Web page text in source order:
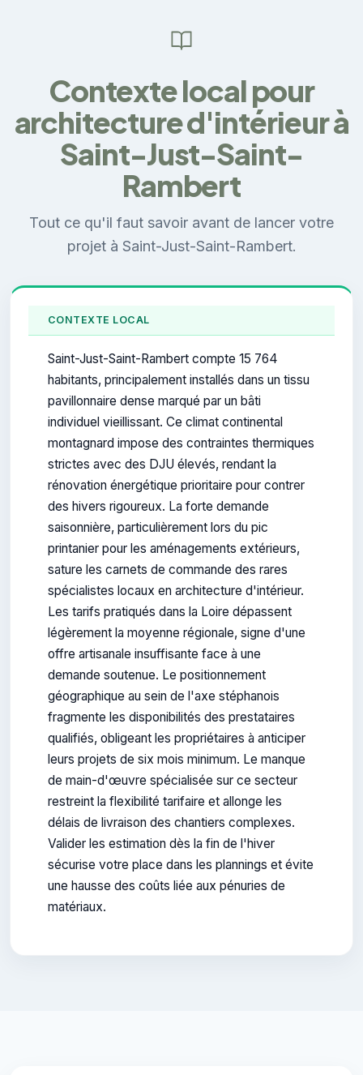
Contexte local pour
architecture d'intérieur à
Saint-Just-Saint-
Rambert
Tout ce qu'il faut savoir avant de lancer votre
projet à Saint-Just-Saint-Rambert.
CONTEXTE LOCAL
Saint-Just-Saint-Rambert compte 15 764
habitants, principalement installés dans un tissu
pavillonnaire dense marqué par un bâti
individuel vieillissant. Ce climat continental
montagnard impose des contraintes thermiques
strictes avec des DJU élevés, rendant la
rénovation énergétique prioritaire pour contrer
des hivers rigoureux. La forte demande
saisonnière, particulièrement lors du pic
printanier pour les aménagements extérieurs,
sature les carnets de commande des rares
spécialistes locaux en architecture d'intérieur.
Les tarifs pratiqués dans la Loire dépassent
légèrement la moyenne régionale, signe d'une
offre artisanale insuffisante face à une
demande soutenue. Le positionnement
géographique au sein de l'axe stéphanois
fragmente les disponibilités des prestataires
qualifiés, obligeant les propriétaires à anticiper
leurs projets de six mois minimum. Le manque
de main-d'œuvre spécialisée sur ce secteur
restreint la flexibilité tarifaire et allonge les
délais de livraison des chantiers complexes.
Valider les estimation dès la fin de l'hiver
sécurise votre place dans les plannings et évite
une hausse des coûts liée aux pénuries de
matériaux.